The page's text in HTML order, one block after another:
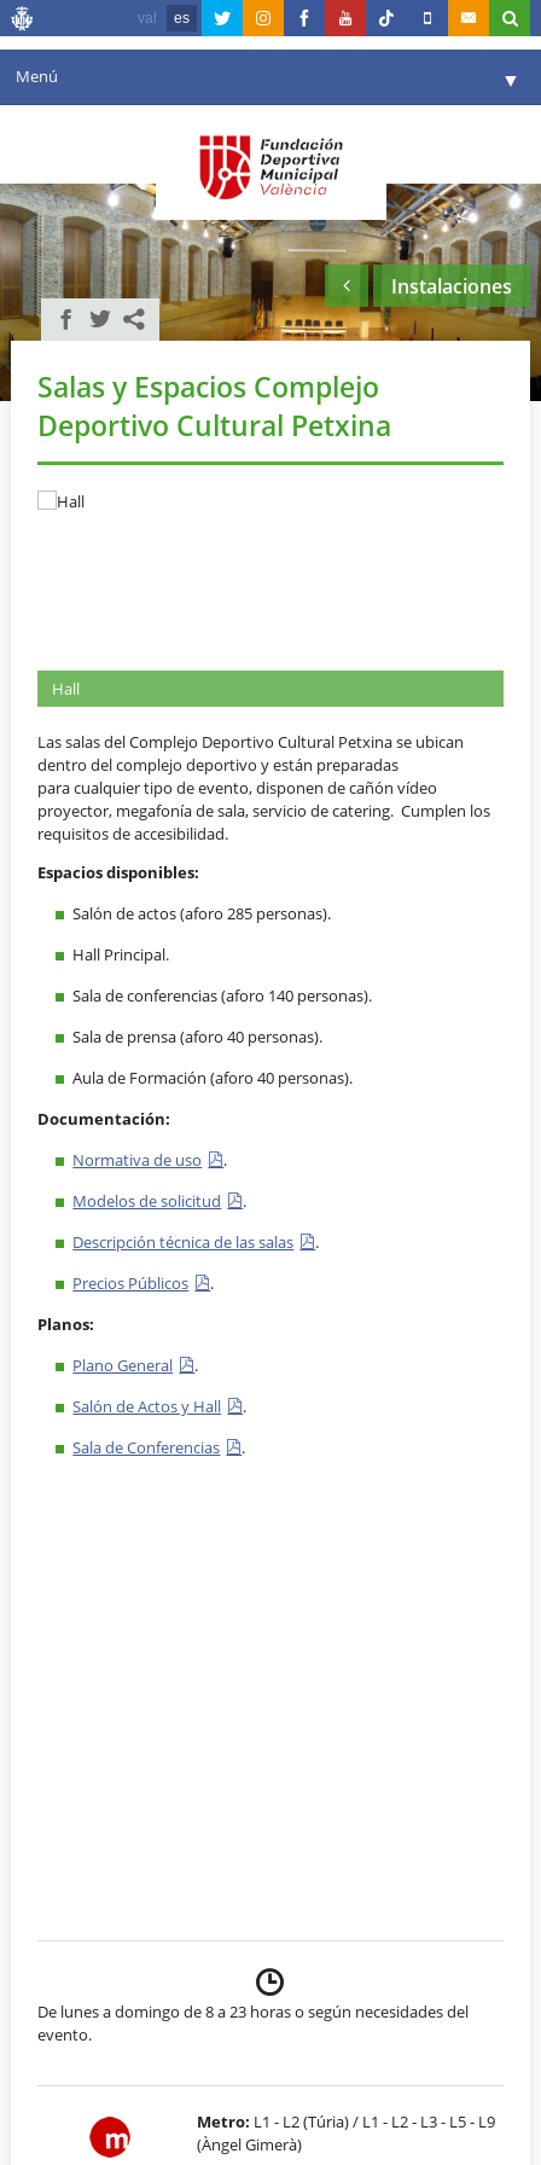
val es
Menú ▼
Agenda
Instalaciones ▼
Comunicación ▼
Valencia en deporte
Portal de Transparencia
Instalaciones
Salas y Espacios Complejo
Deportivo Cultural Petxina
Hall
Las salas del Complejo Deportivo Cultural Petxina se ubican
dentro del complejo deportivo y están preparadas
para cualquier tipo de evento, disponen de cañón vídeo
proyector, megafonía de sala, servicio de catering. Cumplen los
requisitos de accesibilidad.
Espacios disponibles:
Salón de actos (aforo 285 personas).
Hall Principal.
Sala de conferencias (aforo 140 personas).
Sala de prensa (aforo 40 personas).
Aula de Formación (aforo 40 personas).
Documentación:
Normativa de uso
.
Modelos de solicitud
.
Descripción técnica de las salas
.
Precios Públicos
.
Planos:
Plano General
.
Salón de Actos y Hall
.
Sala de Conferencias
.
De lunes a domingo de 8 a 23 horas o según necesidades del
evento.
Metro: L1 - L2 (Túria) / L1 - L2 - L3 - L5 - L9
(Àngel Gimerà)